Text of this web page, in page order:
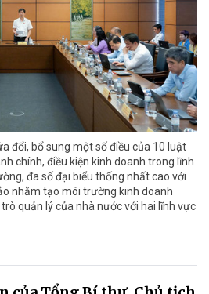
đổi, bổ sung một số điều của 10 luật
chính, điều kiện kinh doanh trong lĩnh
đa số đại biểu thống nhất cao với
nhằm tạo môi trường kinh doanh
quản lý của nhà nước với hai lĩnh vực